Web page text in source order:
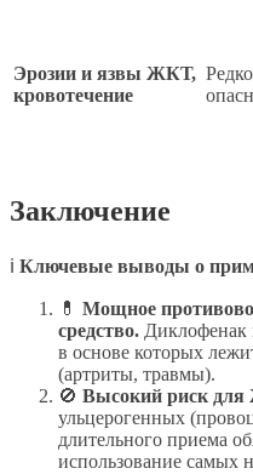
Эрозии и язвы ЖКТ,
кровотечение
Заключение
ℹ️ Ключевые выводы о
💊 Мощное
средство. Диклофенак
в основе которых
(артриты, травмы).
🚫 Высокий риск
ульцерогенных
длительного приема
использование самых